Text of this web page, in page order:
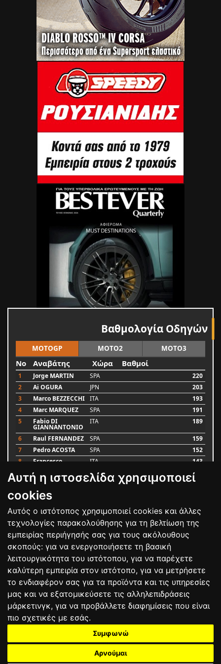
Αυτή η ιστοσελίδα χρησιμοποιεί
cookies
Αυτός ο ιστότοπος χρησιμοποιεί cookies και άλλες
τεχνολογίες παρακολούθησης για τη βελτίωση της
εμπειρίας περιήγησής σας για τους ακόλουθους
σκοπούς: για να ενεργοποιήσετε τη βασική
λειτουργικότητα του ιστότοπου, για να παρέχετε
καλύτερη εμπειρία στον ιστότοπο, για να μετρήσετε
το ενδιαφέρον σας για τα προϊόντα και τις υπηρεσίες
μας και να εξατομικεύσετε τις αλληλεπιδράσεις
μάρκετινγκ, για να προβάλλετε διαφημίσεις που είναι
πιο σχετικές με εσάς.
Συμφωνώ
Αρνούμαι
Βαθμολογία Οδηγών
MOTOGP MOTO2 MOTO3
No Αναβάτης Χώρα Βαθμοί
1 Jorge MARTIN SPA
220
2
Ai OGURA JPN
203
3
Marco BEZZECCHI ITA
193
4
Marc MARQUEZ SPA
191
5
Fabio DI
GIANNANTONIO
ITA 189
6 Raul FERNANDEZ SPA
159
7
Pedro ACOSTA SPA
152
8
Francesco ITA 143
9 Alex MARQUEZ SPA
Luca MARINI
Bαθμολογία
ΟΡΟΙ ΧΡΗΣΗΣΠΟΛΙΤΙΚΗ ΠΡΟΣΤΑΣΙΑΣ
ΑΓΩΝΕΣΑΠΟΤΕΛΕΣΜΑΤΑΑΓΟΡΑ